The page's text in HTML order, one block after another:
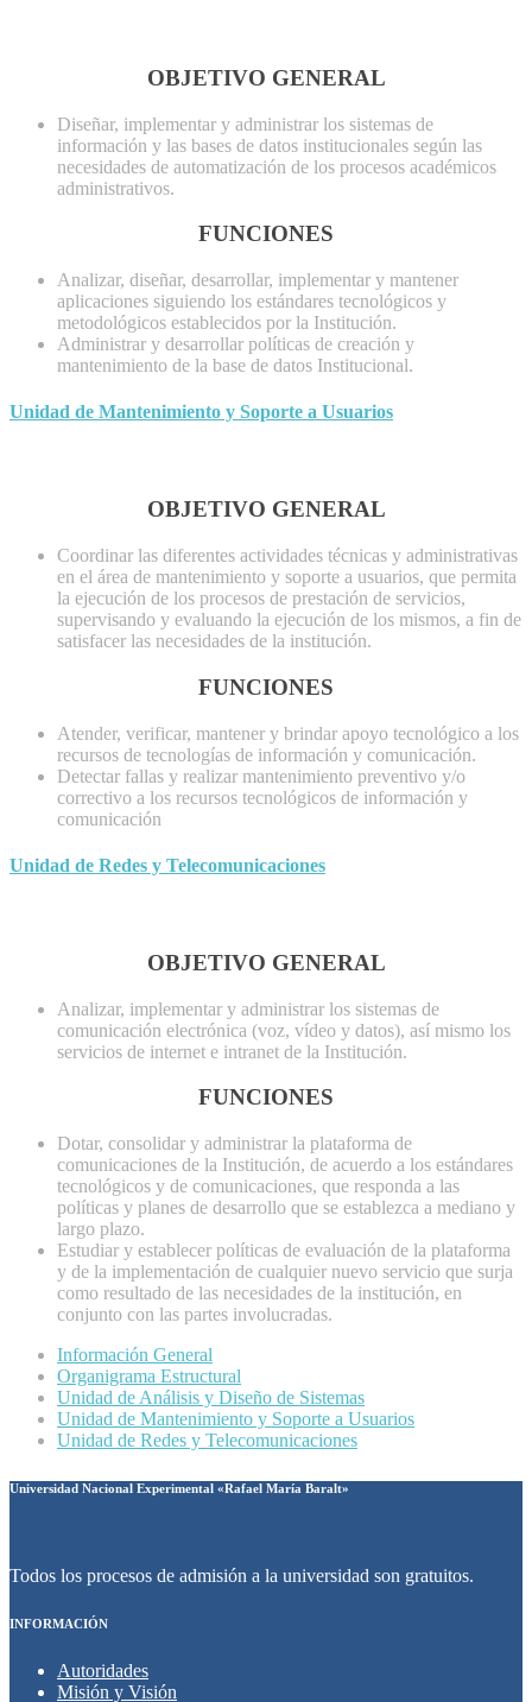
OBJETIVO GENERAL
Diseñar, implementar y administrar los sistemas de
información y las bases de datos institucionales según las
necesidades de automatización de los procesos académicos
administrativos.
FUNCIONES
Analizar, diseñar, desarrollar, implementar y mantener
aplicaciones siguiendo los estándares tecnológicos y
metodológicos establecidos por la Institución.
Administrar y desarrollar políticas de creación y
mantenimiento de la base de datos Institucional.
Unidad de Mantenimiento y Soporte a Usuarios
OBJETIVO GENERAL
Coordinar las diferentes actividades técnicas y administrativas
en el área de mantenimiento y soporte a usuarios, que permita
la ejecución de los procesos de prestación de servicios,
supervisando y evaluando la ejecución de los mismos, a fin de
satisfacer las necesidades de la institución.
FUNCIONES
Atender, verificar, mantener y brindar apoyo tecnológico a los
recursos de tecnologías de información y comunicación.
Detectar fallas y realizar mantenimiento preventivo y/o
correctivo a los recursos tecnológicos de información y
comunicación
Unidad de Redes y Telecomunicaciones
OBJETIVO GENERAL
Analizar, implementar y administrar los sistemas de
comunicación electrónica (voz, vídeo y datos), así mismo los
servicios de internet e intranet de la Institución.
FUNCIONES
Dotar, consolidar y administrar la plataforma de
comunicaciones de la Institución, de acuerdo a los estándares
tecnológicos y de comunicaciones, que responda a las
políticas y planes de desarrollo que se establezca a mediano y
largo plazo.
Estudiar y establecer políticas de evaluación de la plataforma
y de la implementación de cualquier nuevo servicio que surja
como resultado de las necesidades de la institución, en
conjunto con las partes involucradas.
Información General
Organigrama Estructural
Unidad de Análisis y Diseño de Sistemas
Unidad de Mantenimiento y Soporte a Usuarios
Unidad de Redes y Telecomunicaciones
Universidad Nacional Experimental «Rafael María Baralt»
Todos los procesos de admisión a la universidad son gratuitos.
INFORMACIÓN
Autoridades
Misión y Visión